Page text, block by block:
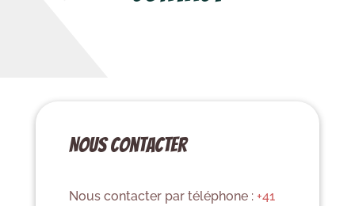
Nous contacter
Nous contacter par téléphone : +41